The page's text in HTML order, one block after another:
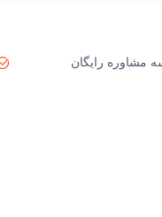
مشاوره رایگان